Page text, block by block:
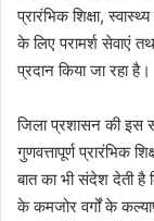
प्रारंभिक शिक्षा,
के लिए परामर्श सेवाएं
प्रदान किया जा रहा है।
जिला प्रशासन की इस
गुणवत्तापूर्ण प्रारंभिक
बात का भी संदेश देती है
के कमजोर वर्गों के